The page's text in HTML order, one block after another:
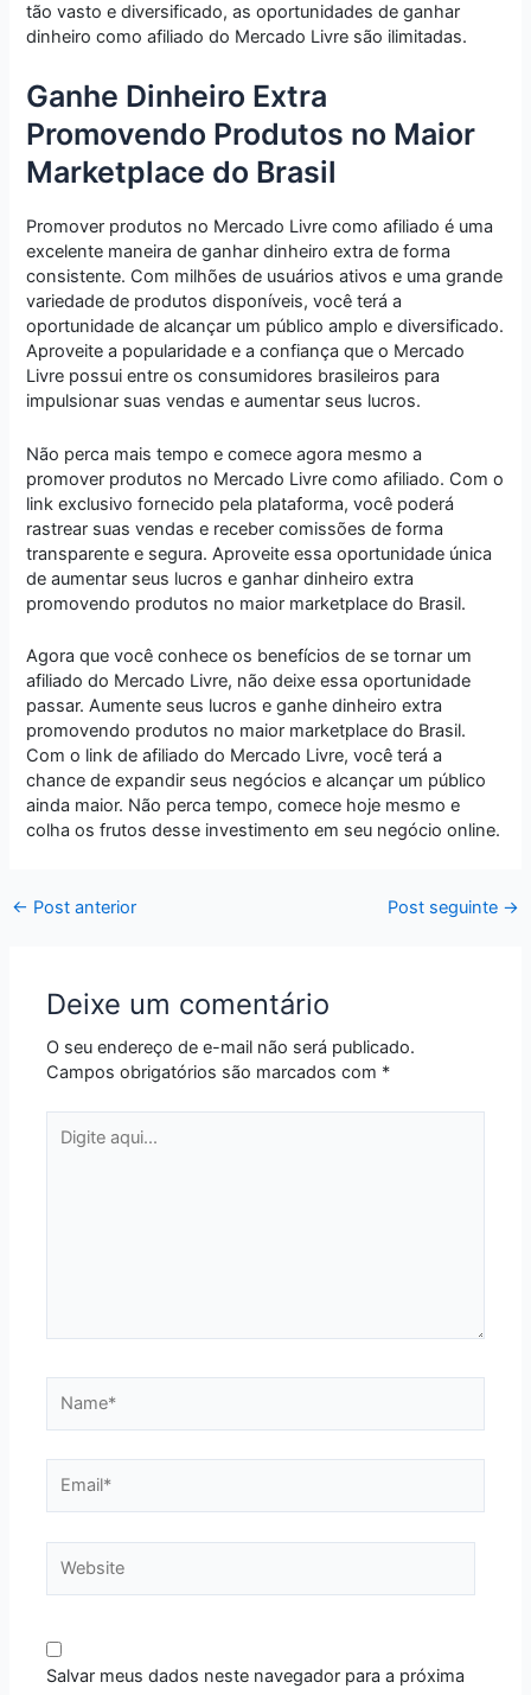
tão vasto e diversificado, as oportunidades de ganhar
dinheiro como afiliado do Mercado Livre são ilimitadas.
Ganhe Dinheiro Extra
Promovendo Produtos no Maior
Marketplace do Brasil
Promover produtos no Mercado Livre como afiliado é uma
excelente maneira de ganhar dinheiro extra de forma
consistente. Com milhões de usuários ativos e uma grande
variedade de produtos disponíveis, você terá a
oportunidade de alcançar um público amplo e diversificado.
Aproveite a popularidade e a confiança que o Mercado
Livre possui entre os consumidores brasileiros para
impulsionar suas vendas e aumentar seus lucros.
Não perca mais tempo e comece agora mesmo a
promover produtos no Mercado Livre como afiliado. Com o
link exclusivo fornecido pela plataforma, você poderá
rastrear suas vendas e receber comissões de forma
transparente e segura. Aproveite essa oportunidade única
de aumentar seus lucros e ganhar dinheiro extra
promovendo produtos no maior marketplace do Brasil.
Agora que você conhece os benefícios de se tornar um
afiliado do Mercado Livre, não deixe essa oportunidade
passar. Aumente seus lucros e ganhe dinheiro extra
promovendo produtos no maior marketplace do Brasil.
Com o link de afiliado do Mercado Livre, você terá a
chance de expandir seus negócios e alcançar um público
ainda maior. Não perca tempo, comece hoje mesmo e
colha os frutos desse investimento em seu negócio online.
← Post anterior Post seguinte →
Deixe um comentário
O seu endereço de e-mail não será publicado.
Campos obrigatórios são marcados com *
aqui...
Salvar meus dados neste navegador para a próxima